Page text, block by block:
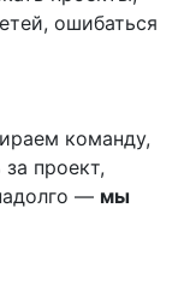
ошибаться
команду,
проект,
— мы